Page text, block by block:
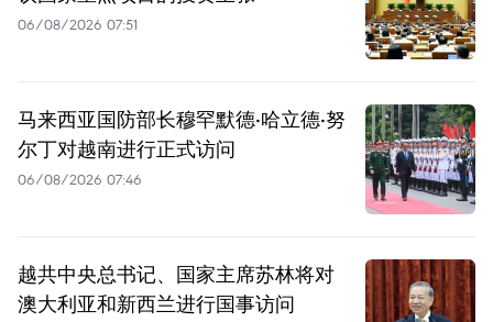
06/08/2026 07:51
马来西亚国防部长穆罕默德·哈立德·努
尔丁对越南进行正式访问
06/08/2026 07:46
越共中央总书记、国家主席苏林将对
澳大利亚和新西兰进行国事访问